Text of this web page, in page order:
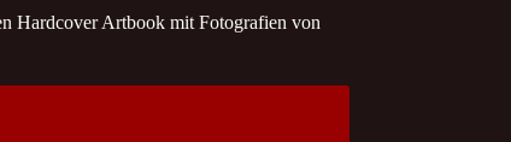
Hardcover Artbook mit Fotografien von